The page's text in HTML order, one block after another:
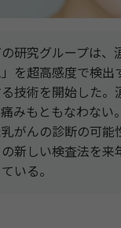
研究グループは、
」を超高感度で検出
技術を開始した。
みもともなわない。
がんの診断の可能
新しい検査法を来
いる。